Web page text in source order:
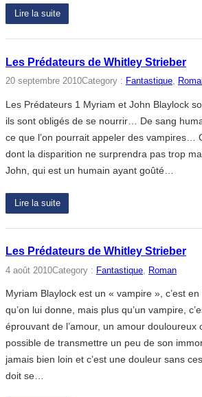
Lire la suite
Les Prédateurs de Whitley Strieber
20 septembre 2010Category : Fantastique,
Les Prédateurs 1 Myriam et John Blaylock
ils sont obligés de se nourrir… De sang
ce que l’on pourrait appeler des vampires…
dont la disparition ne surprendra pas trop
John, qui est un humain ayant goûté…
Lire la suite
Les Prédateurs de Whitley Strieber
4 août 2010Category : Fantastique Roman
Myriam Blaylock est un « vampire », c’est en
qu’on lui donne, mais plus qu’un vampire,
éprouvant de l’amour, un amour douloureux
possible de transmettre un peu de son
jamais bien loin et c’est une douleur sans
doit se…